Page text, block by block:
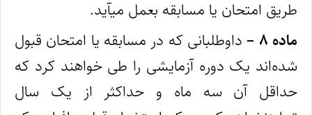
طریق امتحان یا مسابقه بعمل میآید.
ماده ۸ –
داوطلبانی که در مسابقه یا امتحان قبول
شده‌اند یک دوره آزمایشی را طی خواهند کرد که
حداقل آن سه ماه و حداکثر از یک سال